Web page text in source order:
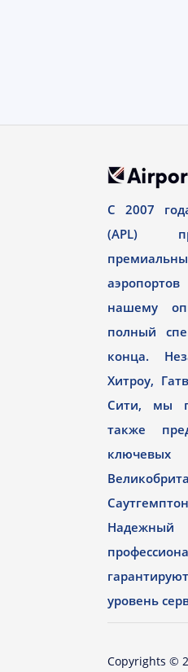
С 2007
(APL)
нашему
полный
конца.
Хитроу,
Сити, мы
также
уровень
Copyrights ©